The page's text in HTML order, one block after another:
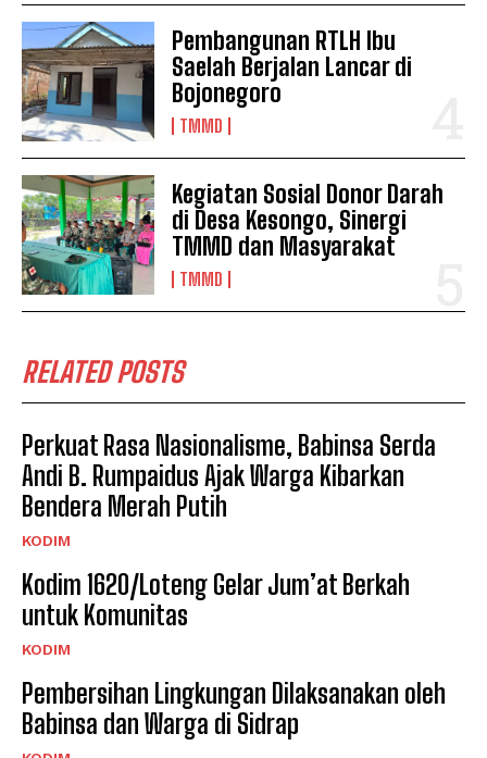
Pembangunan RTLH Ibu
Saelah Berjalan Lancar di
Bojonegoro
TMMD
Kegiatan Sosial Donor Darah
di Desa Kesongo, Sinergi
TMMD dan Masyarakat
TMMD
RELATED POSTS
Perkuat Rasa Nasionalisme, Babinsa Serda
Andi B. Rumpaidus Ajak Warga Kibarkan
Bendera Merah Putih
KODIM
Kodim 1620/Loteng Gelar Jum’at Berkah
untuk Komunitas
KODIM
Pembersihan Lingkungan Dilaksanakan oleh
Babinsa dan Warga di Sidrap